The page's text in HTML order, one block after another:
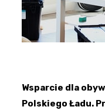
Wsparcie dla
Polskiego Ładu.